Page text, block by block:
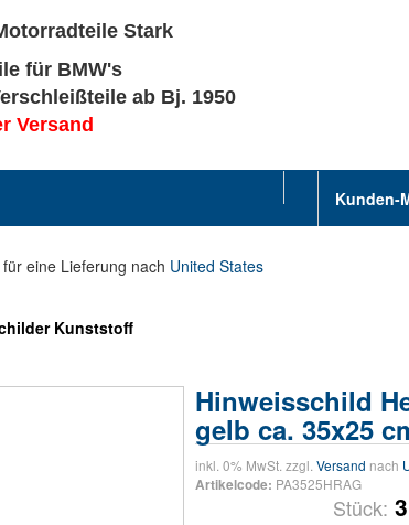
für BMW's
ab Bj. 1950
Versand
Kunden-
eine Lieferung nach United States
Kunststoff
Hinweisschild
gelb ca. 35x25
inkl. 0% MwSt. zzgl. Versand nach
Artikelcode: PA3525HRAG
Stück: